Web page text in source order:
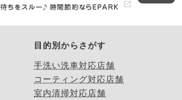
目的別からさがす
手洗い洗車対応店舗
コーティング対応店舗
室内清掃対応店舗